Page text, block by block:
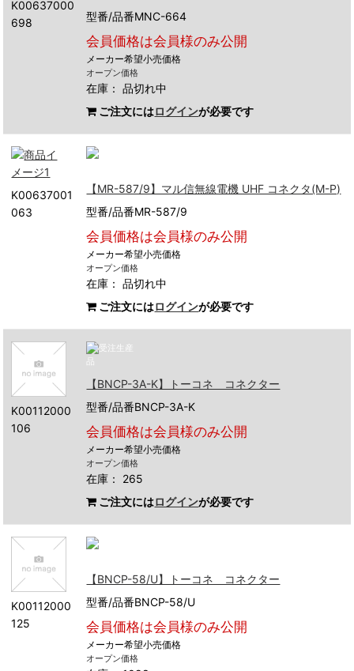
K00637000
698
型番/品番MNC-664
会員価格は会員様のみ公開
メーカー希望小売価格
オープン価格
在庫：品切れ中
ご注文にはログインが必要です
K00637001
063
【MR-587/9】マル信無線電機 UHF コネクタ(M-P)
型番/品番MR-587/9
会員価格は会員様のみ公開
メーカー希望小売価格
オープン価格
在庫：品切れ中
ご注文にはログインが必要です
K00112000
106
【BNCP-3A-K】トーコネ コネクター
型番/品番BNCP-3A-K
会員価格は会員様のみ公開
メーカー希望小売価格
オープン価格
在庫： 265
ご注文にはログインが必要です
K00112000
125
【BNCP-58/U】トーコネ コネクター
型番/品番BNCP-58/U
会員価格は会員様のみ公開
メーカー希望小売価格
オープン価格